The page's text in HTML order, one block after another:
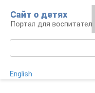
контенту
Сайт о детях
Портал для
English